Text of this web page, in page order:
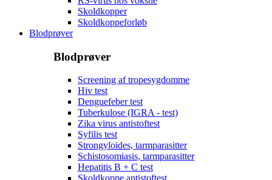
Skoldkopper
Skoldkoppeforløb
Blodprøver
Blodprøver
Screening af tropesygdomme
Hiv test
Denguefeber test
Tuberkulose (IGRA - test)
Zika virus antistoftest
Syfilis test
Strongyloides, tarmparasitter
Schistosomiasis, tarmparasitter
Hepatitis B + C test